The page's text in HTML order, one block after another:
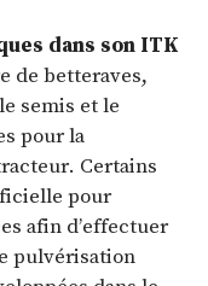
dans son ITK
de betteraves,
semis et le
pour la
Certains
pour
afin d’effectuer
pulvérisation